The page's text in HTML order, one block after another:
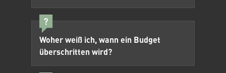
Woher weiß ich, wann ein Budget
überschritten wird?